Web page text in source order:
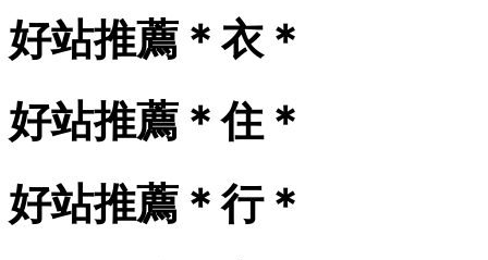
好站推薦＊衣＊
好站推薦＊住＊
好站推薦＊行＊